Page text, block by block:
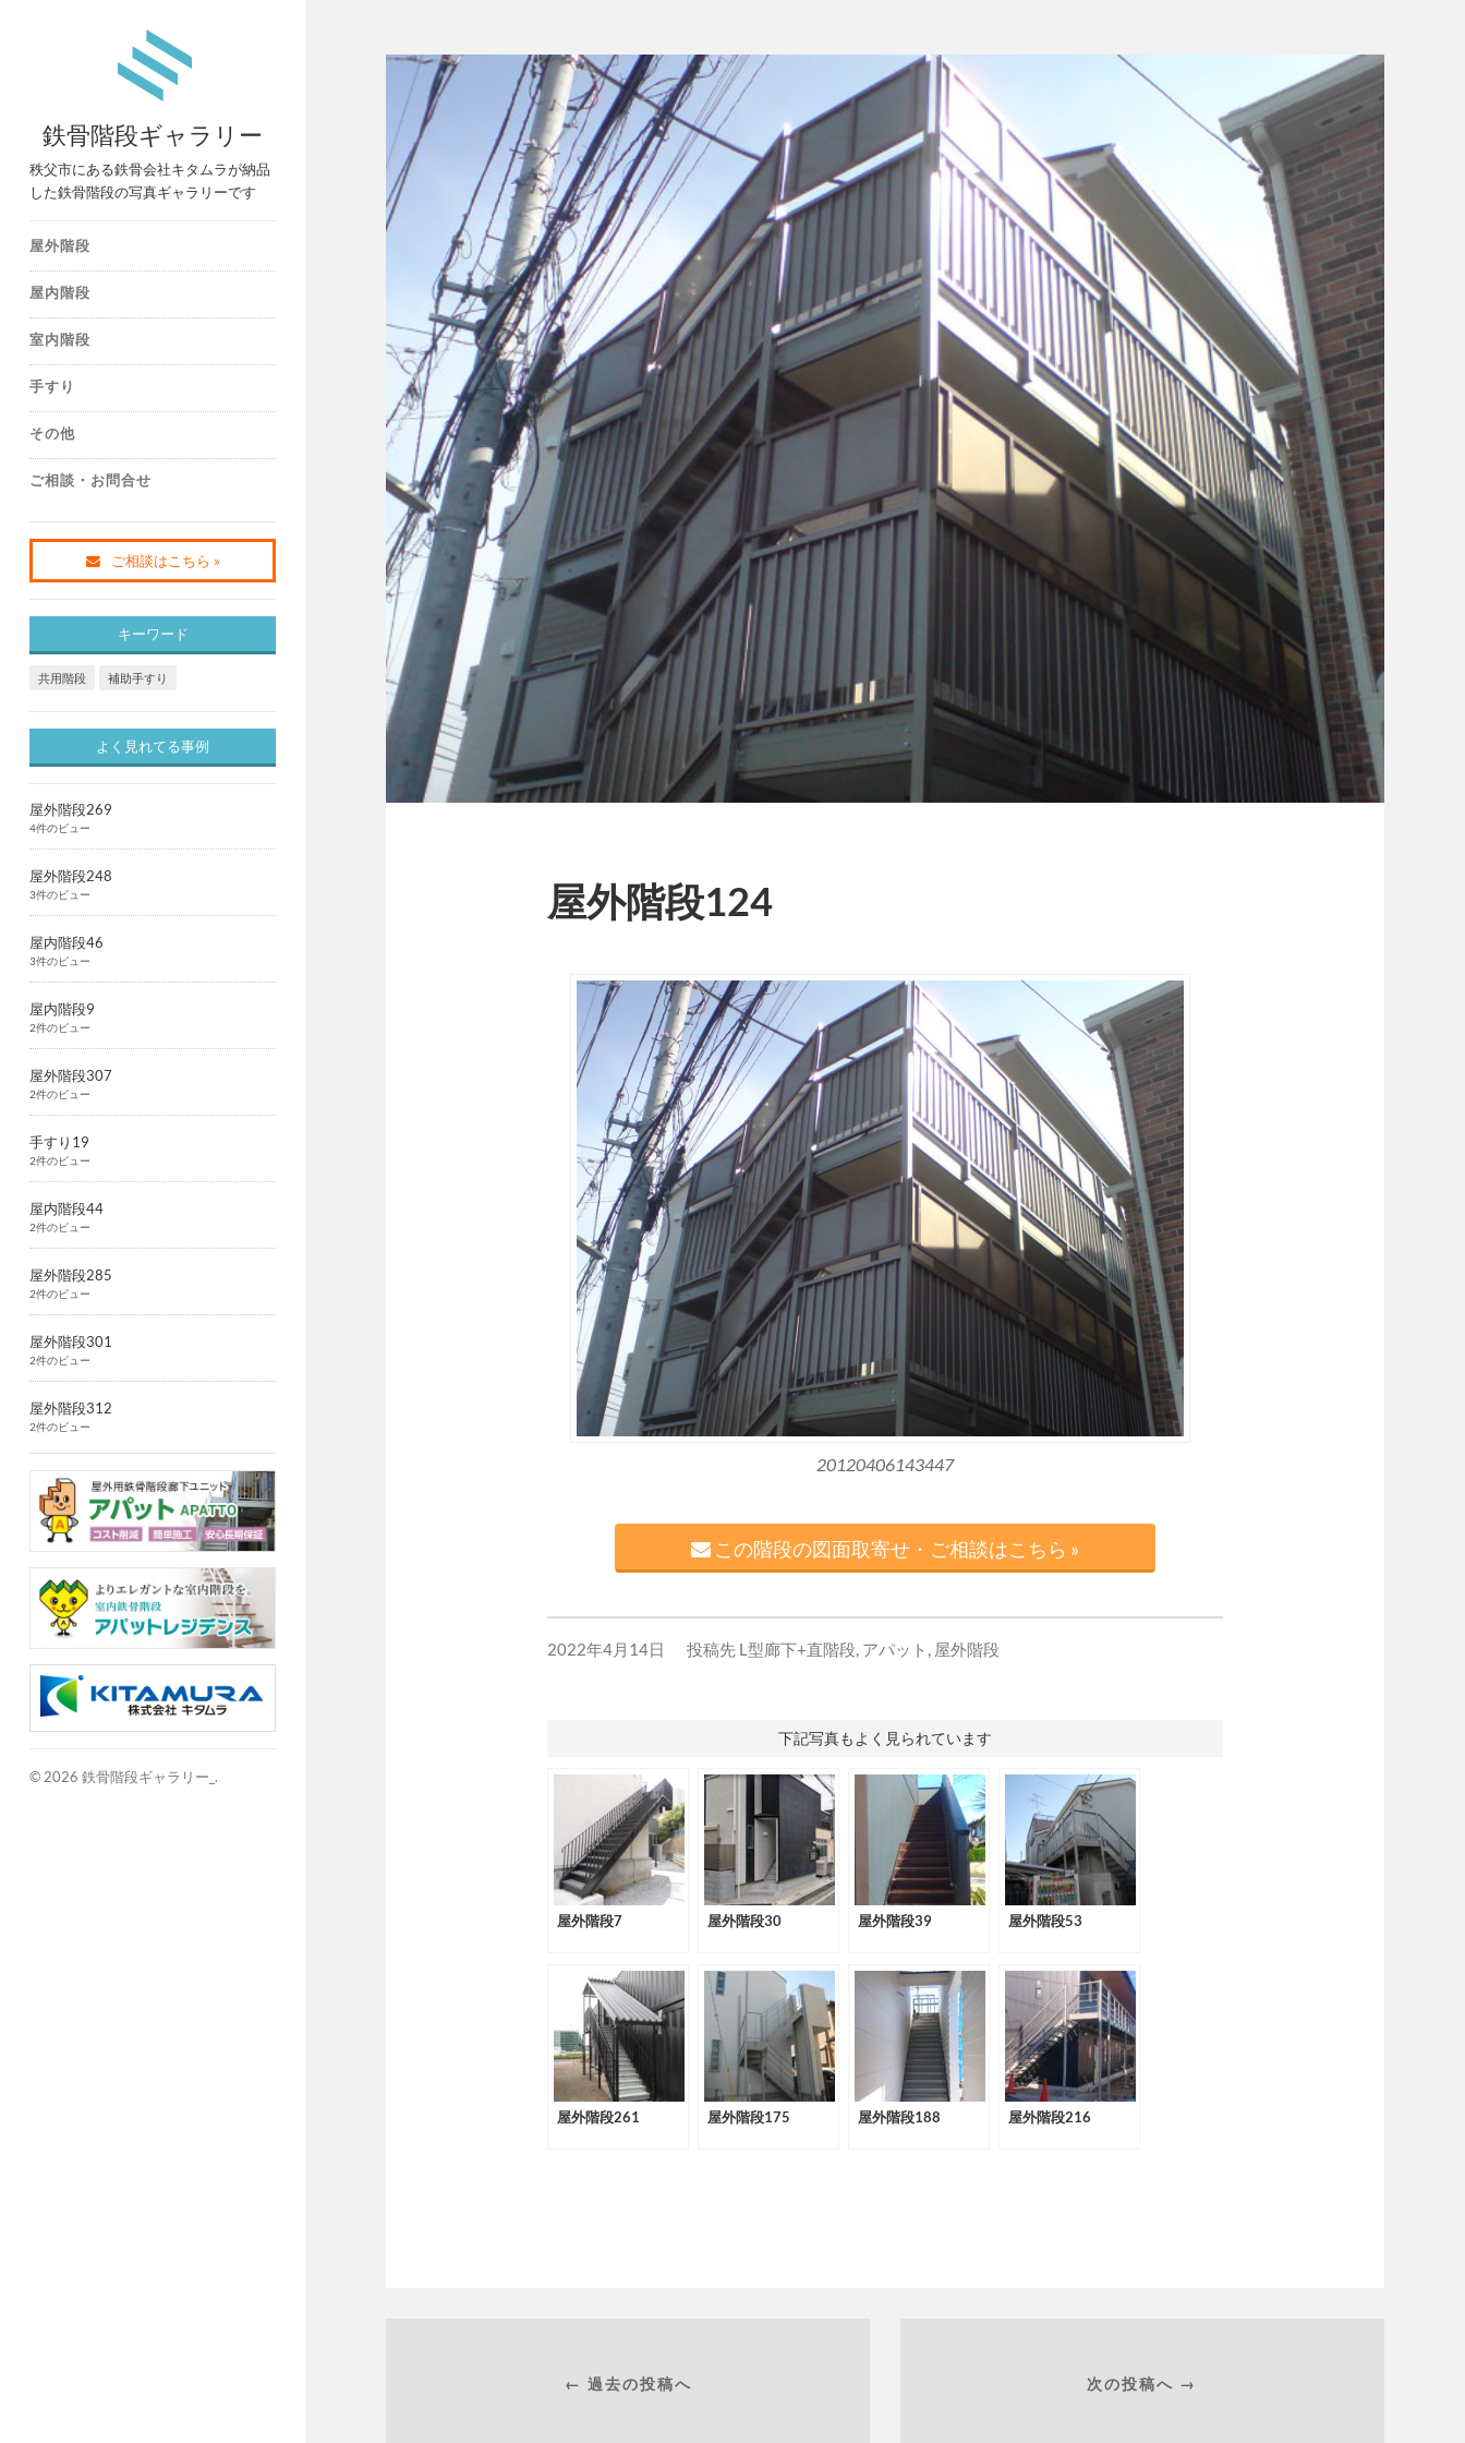
鉄骨階段ギャラリー
秩父市にある鉄骨会社キタムラが納品
した鉄骨階段の写真ギャラリーです
屋外階段
屋内階段
室内階段
手すり
その他
ご相談・お問合せ
ご相談はこちら »
キーワード
共用階段 補助手すり
よく見れてる事例
屋外階段269
4件のビュー
屋外階段248
3件のビュー
屋内階段46
3件のビュー
屋内階段9
2件のビュー
屋外階段307
2件のビュー
手すり19
2件のビュー
屋内階段44
2件のビュー
屋外階段285
2件のビュー
屋外階段301
2件のビュー
屋外階段312
2件のビュー
© 2026 鉄骨階段ギャラリー_ .
屋外階段124
20120406143447
この階段の図面取寄せ・ご相談はこちら »
2022年4月14日 投稿先 L型廊下+直階段, アパット , 屋外階段
下記写真もよく見られています
屋外階段7 屋外階段30 屋外階段39 屋外階段53
屋外階段261 屋外階段175 屋外階段188 屋外階段216
← 過去の投稿へ 次の投稿へ →